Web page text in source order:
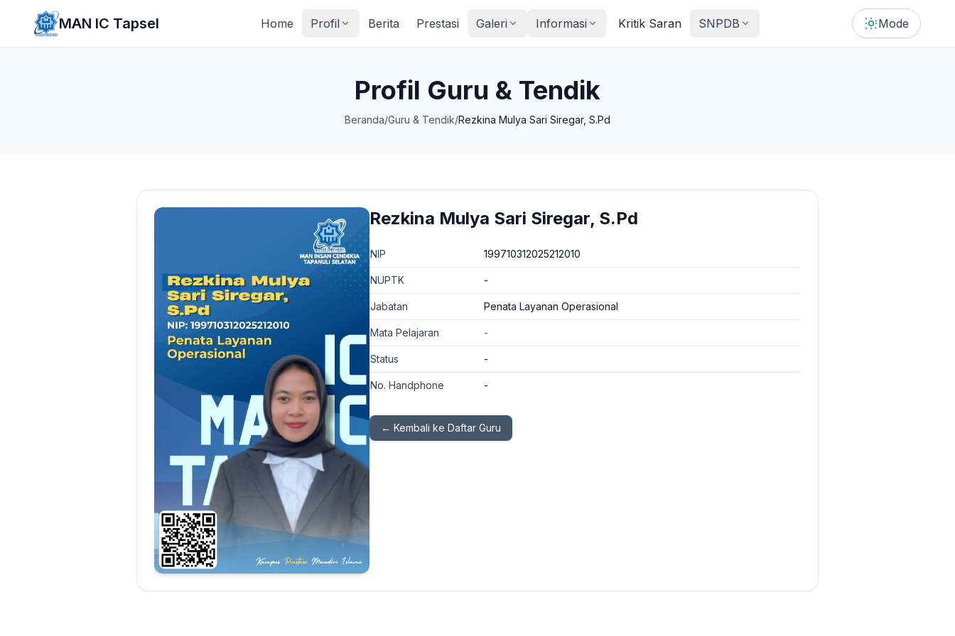
Lewati ke konten utama
MAN IC Tapsel Home Profil Berita Prestasi Galeri Informasi Kritik Saran SNPDB Mode
Profil Guru & Tendik
Beranda/Guru & Tendik/Rezkina Mulya Sari Siregar, S.Pd
Rezkina Mulya Sari Siregar, S.Pd
NIP 199710312025212010
NUPTK -
Jabatan Penata Layanan Operasional
Mata Pelajaran -
Status -
No. Handphone -
← Kembali ke Daftar Guru